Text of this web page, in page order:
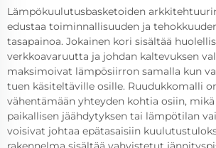
Lämpökuulutusbasketoiden
edustaa toiminnallisuuden ja
tasapainoa. Jokainen kori sisältää
verkkoavaruutta ja johdan kaltevuksen
maksimoivat lämpösiirron samalla kun
tuen käsiteltäville osille. Ruudukkomalli
vähentämään yhteyden kohtia osiin, mikä
paikallisen jäähdytyksen tai lämpötilan
voisivat johtaa epätasaisiin